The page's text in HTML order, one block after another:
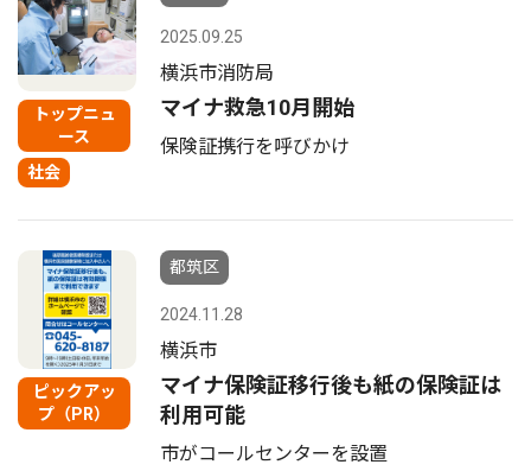
トップニュ
ース
社会
2025.09.25
横浜市消防局
マイナ救急10月開始
保険証携行を呼びかけ
ピックアッ
プ（PR）
都筑区
2024.11.28
横浜市
マイナ保険証移行後も紙の保険証は
利用可能
市がコールセンターを設置